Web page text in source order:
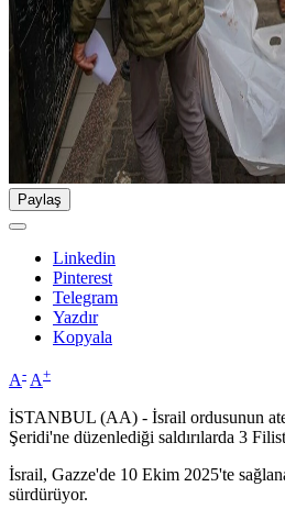
Paylaş
Linkedin
Pinterest
Telegram
Yazdır
Kopyala
A- A+
İSTANBUL (AA) - İsrail ordusunun
Şeridi'ne düzenlediği saldırılarda 3
İsrail, Gazze'de 10 Ekim 2025'te
sürdürüyor.